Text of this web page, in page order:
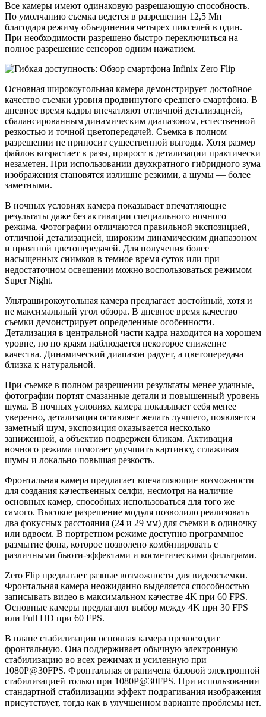
Все камеры имеют одинаковую разрешающую способность.
По умолчанию съемка ведется в разрешении 12,5 Мп
благодаря режиму объединения четырех пикселей в один.
При необходимости разрешено быстро переключиться на
полное разрешение сенсоров одним нажатием.
Основная широкоугольная камера демонстрирует достойное
качество съемки уровня продвинутого среднего смартфона. В
дневное время кадры впечатляют отличной детализацией,
сбалансированным динамическим диапазоном, естественной
резкостью и точной цветопередачей. Съемка в полном
разрешении не приносит существенной выгоды. Хотя размер
файлов возрастает в разы, прирост в детализации практически
незаметен. При использовании двухкратного гибридного зума
изображения становятся излишне резкими, а шумы — более
заметными.
В ночных условиях камера показывает впечатляющие
результаты даже без активации специального ночного
режима. Фотографии отличаются правильной экспозицией,
отличной детализацией, широким динамическим диапазоном
и приятной цветопередачей. Для получения более
насыщенных снимков в темное время суток или при
недостаточном освещении можно воспользоваться режимом
Super Night.
Ультраширокоугольная камера предлагает достойный, хотя и
не максимальный угол обзора. В дневное время качество
съемки демонстрирует определенные особенности.
Детализация в центральной части кадра находится на хорошем
уровне, но по краям наблюдается некоторое снижение
качества. Динамический диапазон радует, а цветопередача
близка к натуральной.
При съемке в полном разрешении результаты менее удачные,
фотографии портят смазанные детали и повышенный уровень
шума. В ночных условиях камера показывает себя менее
уверенно, детализация оставляет желать лучшего, появляется
заметный шум, экспозиция оказывается несколько
заниженной, а объектив подвержен бликам. Активация
ночного режима помогает улучшить картинку, сглаживая
шумы и локально повышая резкость.
Фронтальная камера предлагает впечатляющие возможности
для создания качественных селфи, несмотря на наличие
основных камер, способных использоваться для того же
самого. Высокое разрешение модуля позволило реализовать
два фокусных расстояния (24 и 29 мм) для съемки в одиночку
или вдвоем. В портретном режиме доступно программное
размытие фона, которое позволено комбинировать с
различными бьюти-эффектами и косметическими фильтрами.
Zero Flip предлагает разные возможности для видеосъемки.
Фронтальная камера неожиданно выделяется способностью
записывать видео в максимальном качестве 4K при 60 FPS.
Основные камеры предлагают выбор между 4K при 30 FPS
или Full HD при 60 FPS.
В плане стабилизации основная камера превосходит
фронтальную. Она поддерживает обычную электронную
стабилизацию во всех режимах и усиленную при
1080P@30FPS. Фронтальная ограничена базовой электронной
стабилизацией только при 1080P@30FPS. При использовании
стандартной стабилизации эффект подрагивания изображения
присутствует, тогда как в улучшенном варианте проблемы нет.